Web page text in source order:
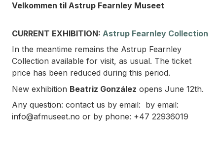
Velkommen til Astrup Fearnley Museet
CURRENT EXHIBITION: Astrup Fearnley Collection
In the meantime remains the Astrup Fearnley
Collection available for visit, as usual. The ticket
price has been reduced during this period.
New exhibition Beatriz González opens June 12th.
Any question: contact us by email: by email:
info@afmuseet.no or by phone: +47 22936019